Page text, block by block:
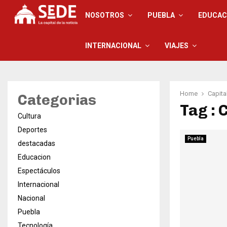
NOSOTROS PUEBLA
INTERNACIONAL VIAJES
Home
Tag :
Puebla
Categorias
Cultura
Deportes
destacadas
Educacion
Espectáculos
Internacional
Nacional
Puebla